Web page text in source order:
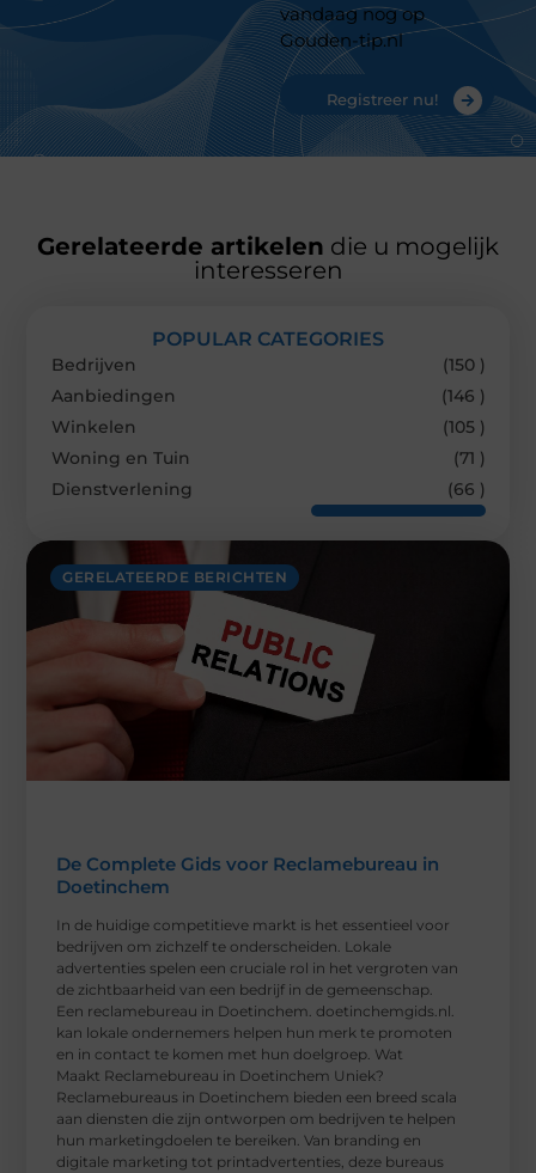
vandaag nog op
Gouden-tip.nl
Registreer nu!
Gerelateerde artikelen die u mogelijk
interesseren
GERELATEERDE BERICHTEN
De Complete Gids voor Reclamebureau in
Doetinchem
In de huidige competitieve markt is het essentieel voor
bedrijven om zichzelf te onderscheiden. Lokale
advertenties spelen een cruciale rol in het vergroten van
de zichtbaarheid van een bedrijf in de gemeenschap.
Een reclamebureau in Doetinchem. doetinchemgids.nl.
kan lokale ondernemers helpen hun merk te promoten
en in contact te komen met hun doelgroep. Wat
Maakt Reclamebureau in Doetinchem Uniek?
Reclamebureaus in Doetinchem bieden een breed scala
aan diensten die zijn ontworpen om bedrijven te helpen
hun marketingdoelen te bereiken. Van branding en
digitale marketing tot printadvertenties, deze bureaus
POPULAR CATEGORIES
Bedrijven
(150 )
Aanbiedingen
(146 )
Winkelen
(105 )
Woning en Tuin
(71 )
Dienstverlening
(66 )